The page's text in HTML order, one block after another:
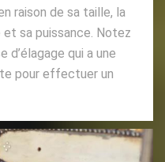
raison de sa taille, la
et sa puissance. Notez
qui a une
pour effectuer un